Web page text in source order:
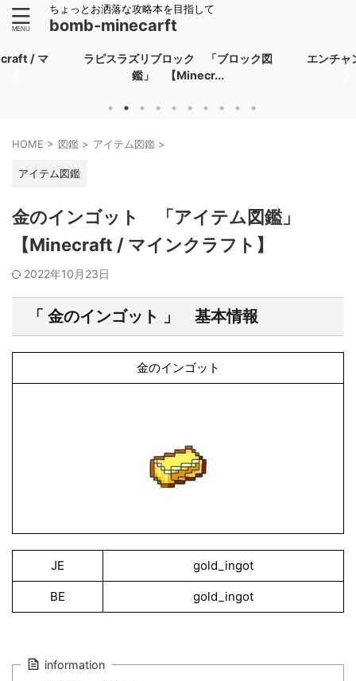
ちょっとお洒落な攻略本を目指して
bomb-minecarft
/ マ
ラピスラズリブロック 「ブロック図
鑑」 【Minecr...
エンチャ
HOME > 図鑑 > アイテム図鑑 >
アイテム図鑑
金のインゴット 「アイテム図鑑」
【Minecraft / マインクラフト】
2022年10月23日
「 金のインゴット 」 基本情報
金のインゴット
JE gold_ingot
BE gold_ingot
information